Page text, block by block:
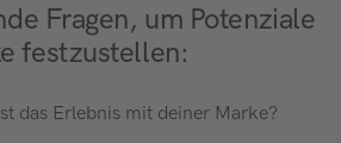
Fragen, um Potenziale
festzustellen:
das Erlebnis mit deiner Marke?